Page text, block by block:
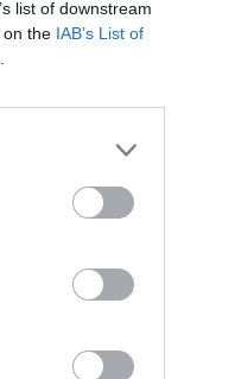
list of downstream
on the IAB’s List of